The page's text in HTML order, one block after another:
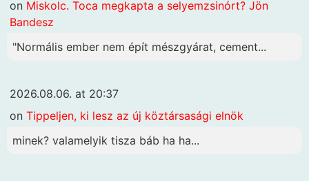
on Miskolc. Toca megkapta a selyemzsinórt? Jön
Bandesz
"Normális ember nem épít mészgyárat, cement...
2026.08.06. at 20:37
on Tippeljen, ki lesz az új köztársasági elnök
minek? valamelyik tisza báb ha ha...